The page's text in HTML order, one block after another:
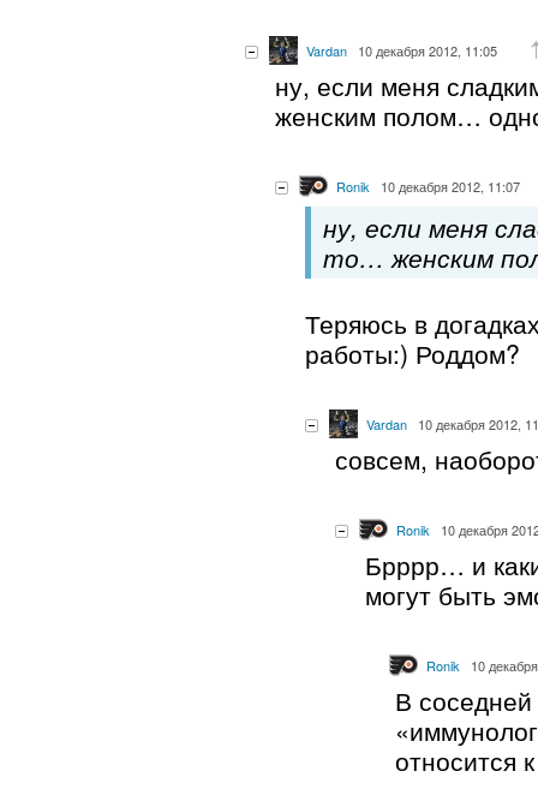
Vardan 10 декабря 2012, 11:05
ну, если меня
женским полом…
Ronik 10 декабря 2012, 11:07
ну, если меня
то… женским
Теряюсь в
работы:) Роддом?
Vardan 10 декабря 2012,
совсем,
Ronik 10 декабря
Брррр… и
могут быть
Ronik 10
В
относится